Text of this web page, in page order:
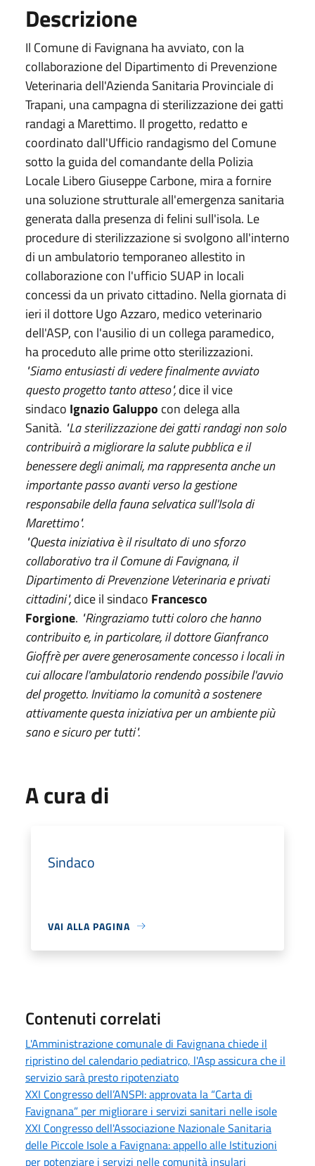
Descrizione
Il Comune di Favignana ha avviato, con la
collaborazione del Dipartimento di Prevenzione
Veterinaria dell'Azienda Sanitaria Provinciale di
Trapani, una campagna di sterilizzazione dei gatti
randagi a Marettimo. Il progetto, redatto e
coordinato dall'Ufficio randagismo del Comune
sotto la guida del comandante della Polizia
Locale Libero Giuseppe Carbone, mira a fornire
una soluzione strutturale all'emergenza sanitaria
generata dalla presenza di felini sull'isola. Le
procedure di sterilizzazione si svolgono all'interno
di un ambulatorio temporaneo allestito in
collaborazione con l'ufficio SUAP in locali
concessi da un privato cittadino. Nella giornata di
ieri il dottore Ugo Azzaro, medico veterinario
dell'ASP, con l'ausilio di un collega paramedico,
ha proceduto alle prime otto sterilizzazioni.
"Siamo entusiasti di vedere finalmente avviato
questo progetto tanto atteso",dice il vice
sindaco Ignazio Galuppo con delega alla
Sanità. "La sterilizzazione dei gatti randagi non solo
contribuirà a migliorare la salute pubblica e il
benessere degli animali, ma rappresenta anche un
importante passo avanti verso la gestione
responsabile della fauna selvatica sull'Isola di
Marettimo".
"Questa iniziativa è il risultato di uno sforzo
collaborativo tra il Comune di Favignana, il
Dipartimento di Prevenzione Veterinaria e privati
cittadini",dice il sindaco Francesco
Forgione. "Ringraziamo tutti coloro che hanno
contribuito e, in particolare, il dottore Gianfranco
Gioffrè per avere generosamente concesso i locali in
cui allocare l'ambulatorio rendendo possibile l'avvio
del progetto. Invitiamo la comunità a sostenere
attivamente questa iniziativa per un ambiente più
sano e sicuro per tutti".
A cura di
Sindaco
VAI ALLA PAGINA
Contenuti correlati
L'Amministrazione comunale di Favignana chiede il
ripristino del calendario pediatrico, l'Asp assicura che il
servizio sarà presto ripotenziato
XXI Congresso dell’ANSPI: approvata la “Carta di
Favignana” per migliorare i servizi sanitari nelle isole
XXI Congresso dell'Associazione Nazionale Sanitaria
delle Piccole Isole a Favignana: appello alle Istituzioni
per potenziare i servizi nelle comunità insulari